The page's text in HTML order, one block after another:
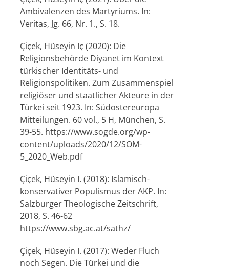
Ambivalenzen des Martyriums. In:
Veritas, Jg. 66, Nr. 1., S. 18.
Çiçek, Hüseyin Iç (2020): Die
Religionsbehörde Diyanet im Kontext
türkischer Identitäts- und
Religionspolitiken. Zum Zusammenspiel
religiöser und staatlicher Akteure in der
Türkei seit 1923. In: Südostereuropa
Mitteilungen. 60 vol., 5 H, München, S.
39-55. https://www.sogde.org/wp-
content/uploads/2020/12/SOM-
5_2020_Web.pdf
Çiçek, Hüseyin I. (2018): Islamisch-
konservativer Populismus der AKP. In:
Salzburger Theologische Zeitschrift,
2018, S. 46-62
https://www.sbg.ac.at/sathz/
Çiçek, Hüseyin I. (2017): Weder Fluch
noch Segen. Die Türkei und die